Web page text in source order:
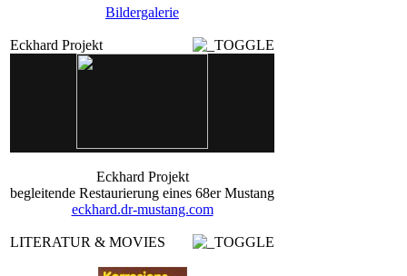
Venray17_900497.jpg
movieSa_17_90143.jpg
Bildergalerie
Eckhard Projekt
Eckhard Projekt
begleitende Restaurierung eines 68er Mustang
eckhard.dr-mustang.com
LITERATUR & MOVIES